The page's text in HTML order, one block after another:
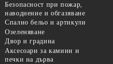
Безопасност при пожар,
наводнение и обгазяване
Спално бельо и артикули
Озеленяване
Двор и градина
Аксесоари за камини и
печки на дърва